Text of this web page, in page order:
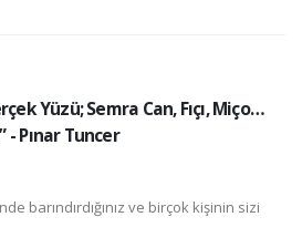
Yüzü; Semra Can, Fıçı, Miço…
Pınar Tuncer
barındırdığınız ve birçok kişinin sizi